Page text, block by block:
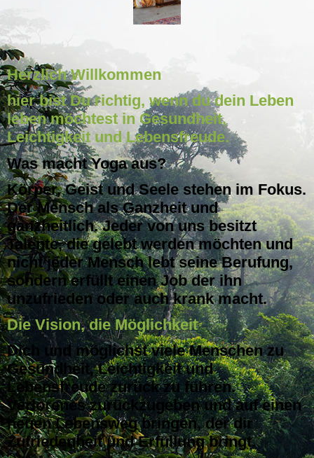
Herzlich Willkommen
hier bist Du richtig,wenn du dein Leben
leben möchtest in Gesundheit,
Leichtigkeit und Lebensfreude.
Was macht Yoga aus?
Körper, Geist und Seele stehen im Fokus.
Der Mensch als Ganzheit und
ganzheitlich. Jeder von uns besitzt
Talente, die gelebt werden möchten und
nicht jeder Mensch lebt seine Berufung,
sondern erfüllt einen Job der ihn
unzufrieden oder auch krank macht.
Die Vision, die Möglichkeit
Dich und möglichst viele Menschen zu
Gesundheit, Leichtigkeit und
Lebensfreude zurück zu führen.
Verlorenes zurückzugeben und auf einen
neuen Lebensweg bringen, der dir
Zufriedenheit und Erfüllung bringt.